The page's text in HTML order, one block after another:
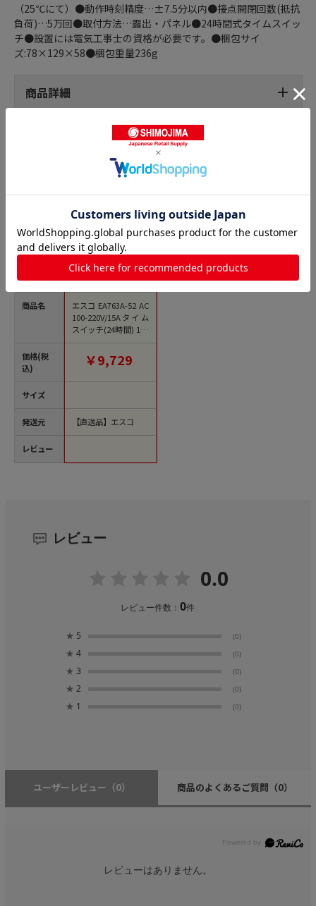
（25℃にて）●動作時刻精度…±7.5分以内●接点開閉回数(抵抗
負荷)…5万回●取付方法…露出・パネル●24時間式タイムスイッ
チ●設置には電気工事士の資格が必要です。●梱包サイ
ズ:78×129×58●梱包重量236g
商品詳細
タイマー・ストップウォッチの人気商品との比較
商品名
価格(税
込)
サイズ
発送元
レビュー
エスコ EA763A-52 AC
100-220V/15Aタイム
スイッチ(24時間) 1個
（ご注文単位1個）
￥9,729
【直送品】エスコ
レビュー
0.0
レビュー件数：0件
★ 5 (0)
★ 4 (0)
★ 3 (0)
★ 2 (0)
★ 1 (0)
ユーザーレビュー （0） 商品のよくあるご質問 （0）
レビューはありません。